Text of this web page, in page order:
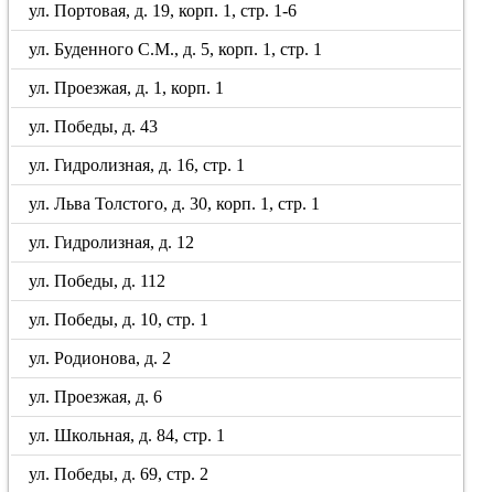
ул. Портовая, д. 19, корп. 1, стр. 1-6
ул. Буденного С.М., д. 5, корп. 1, стр. 1
ул. Проезжая, д. 1, корп. 1
ул. Победы, д. 43
ул. Гидролизная, д. 16, стр. 1
ул. Льва Толстого, д. 30, корп. 1, стр. 1
ул. Гидролизная, д. 12
ул. Победы, д. 112
ул. Победы, д. 10, стр. 1
ул. Родионова, д. 2
ул. Проезжая, д. 6
ул. Школьная, д. 84, стр. 1
ул. Победы, д. 69, стр. 2